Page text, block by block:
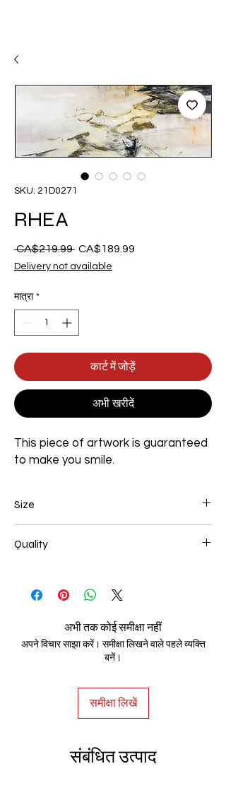
SKU: 21D0271
RHEA
CA$219.99 नियमित
मूल्य
CA$189.99
Delivery not available
मात्रा *
कार्ट में जोड़ें
अभी खरीदें
This piece of artwork is guaranteed
to make you smile.
Size
35mm
Quality
अभी तक कोई समीक्षा नहीं
अपने विचार साझा करें। समीक्षा लिखने वाले पहले व्यक्ति
बनें।
समीक्षा लिखें
संबंधित उत्पाद